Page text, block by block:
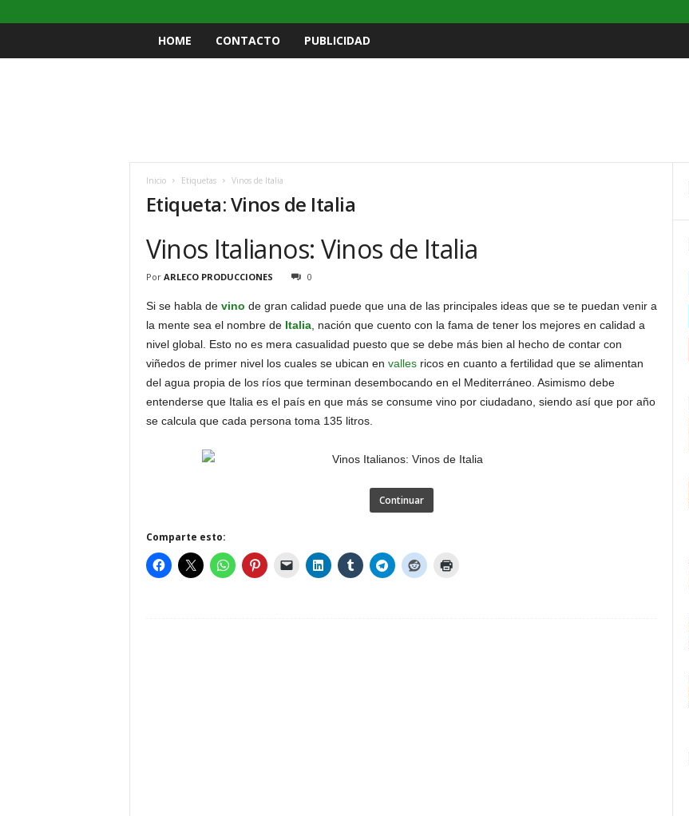
HOME CONTACTO PUBLICIDAD
Inicio Etiquetas Vinos de Italia
Etiqueta: Vinos de Italia
Vinos Italianos: Vinos de Italia
Por ARLECO PRODUCCIONES 0
Si se habla de vino de gran calidad puede que una de las principales ideas que se te puedan venir a
la mente sea el nombre de Italia, nación que cuento con la fama de tener los mejores en calidad a
nivel global. Esto no es mera casualidad puesto que se debe más bien al hecho de contar con
viñedos de primer nivel los cuales se ubican en vallesricos en cuanto a fertilidad que se alimentan
del agua propia de los ríos que terminan desembocando en el Mediterráneo. Asimismo debe
entenderse que Italia es el país en que más se consume vino por ciudadano, siendo así que por año
se calcula que cada persona toma 135 litros.
Continuar
Comparte esto: